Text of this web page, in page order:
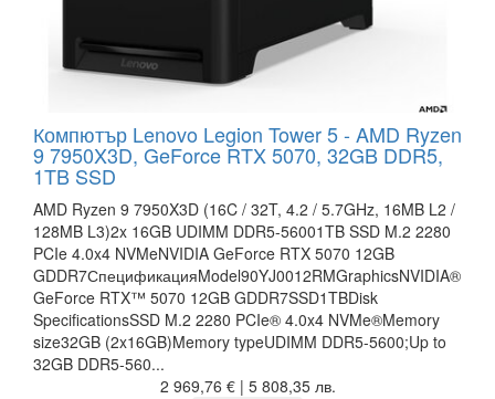
Компютър Lenovo Legion Tower 5 - AMD Ryzen
9 7950X3D, GeForce RTX 5070, 32GB DDR5,
1TB SSD
AMD Ryzen 9 7950X3D (16C / 32T, 4.2 / 5.7GHz, 16MB L2 /
128MB L3)2x 16GB UDIMM DDR5-56001TB SSD M.2 2280
PCIe 4.0x4 NVMeNVIDIA GeForce RTX 5070 12GB
GDDR7СпецификацияModel90YJ0012RMGraphicsNVIDIA®
GeForce RTX™ 5070 12GB GDDR7SSD1TBDisk
SpecificationsSSD M.2 2280 PCIe® 4.0x4 NVMe®Memory
size32GB (2x16GB)Memory typeUDIMM DDR5-5600;Up to
32GB DDR5-560...
2 969,76 € | 5 808,35 лв.